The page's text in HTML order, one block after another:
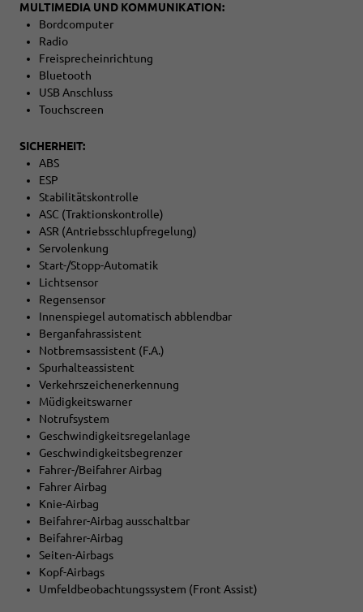
MULTIMEDIA UND KOMMUNIKATION:
Bordcomputer
Radio
Freisprecheinrichtung
Bluetooth
USB Anschluss
Touchscreen
SICHERHEIT:
ABS
ESP
Stabilitätskontrolle
ASC (Traktionskontrolle)
ASR (Antriebsschlupfregelung)
Servolenkung
Start-/Stopp-Automatik
Lichtsensor
Regensensor
Innenspiegel automatisch abblendbar
Berganfahrassistent
Notbremsassistent (F.A.)
Spurhalteassistent
Verkehrszeichenerkennung
Müdigkeitswarner
Notrufsystem
Geschwindigkeitsregelanlage
Geschwindigkeitsbegrenzer
Fahrer-/Beifahrer Airbag
Fahrer Airbag
Knie-Airbag
Beifahrer-Airbag ausschaltbar
Beifahrer-Airbag
Seiten-Airbags
Kopf-Airbags
Umfeldbeobachtungssystem (Front Assist)